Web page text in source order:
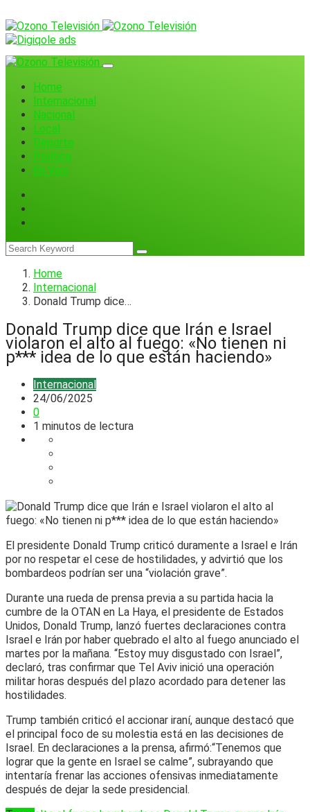
Home
Internacional
Nacional
Local
Deporte
Política
En Vivo
Home
Internacional
Donald Trump dice…
Donald Trump dice que Irán e Israel
violaron el alto al fuego: «No tienen ni
p*** idea de lo que están haciendo»
Internacional
24/06/2025
0
1 minutos de lectura
El presidente Donald Trump criticó duramente a Israel e Irán
por no respetar el cese de hostilidades, y advirtió que los
bombardeos podrían ser una “violación grave”.
Durante una rueda de prensa previa a su partida hacia la
cumbre de la OTAN en La Haya, el presidente de Estados
Unidos, Donald Trump, lanzó fuertes declaraciones contra
Israel e Irán por haber quebrado el alto al fuego anunciado el
martes por la mañana. “Estoy muy disgustado con Israel”,
declaró, tras confirmar que Tel Aviv inició una operación
militar horas después del plazo acordado para detener las
hostilidades.
Trump también criticó el accionar iraní, aunque destacó que
el principal foco de su molestia está en las decisiones de
Israel. En declaraciones a la prensa, afirmó:“Tenemos que
lograr que la gente en Israel se calme”, subrayando que
intentaría frenar las acciones ofensivas inmediatamente
después de dejar la sede presidencial.